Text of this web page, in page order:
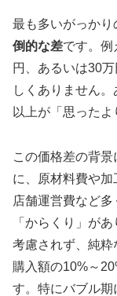
最も多いがっかり
倒的な差です。例
円、あるいは30
しくありません
以上が「思ったよ
この価格差の背
に、原材料費や加
店舗運営費など
「からくり」が
考慮されず、純粋
購入額の10%～
す。特にバブル